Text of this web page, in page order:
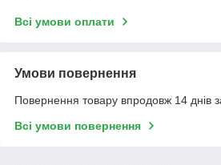
Всі умови оплати
Умови повернення
Повернення товару впродовж 14 днів
Всі умови повернення